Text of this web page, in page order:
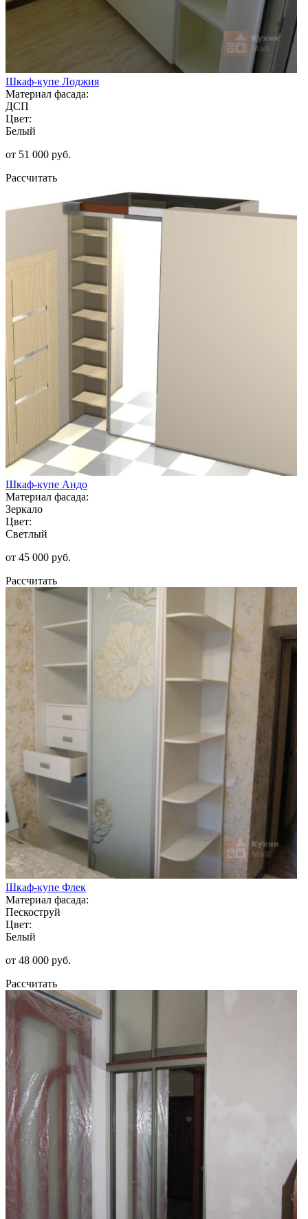
Шкаф-купе Лоджия
Материал фасада:
ДСП
Цвет:
Белый
от 51 000 руб.
Рассчитать
Шкаф-купе Андо
Материал фасада:
Зеркало
Цвет:
Светлый
от 45 000 руб.
Рассчитать
Шкаф-купе Флек
Материал фасада:
Пескоструй
Цвет:
Белый
от 48 000 руб.
Рассчитать